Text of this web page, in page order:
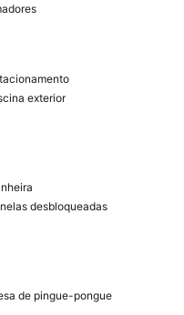
exterior
desbloqueadas
de pingue-pongue